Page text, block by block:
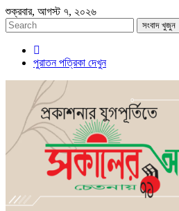
শুক্রবার, আগস্ট ৭, ২০২৬
সংবাদ খুজুন
পুরাতন পত্রিকা দেখুন